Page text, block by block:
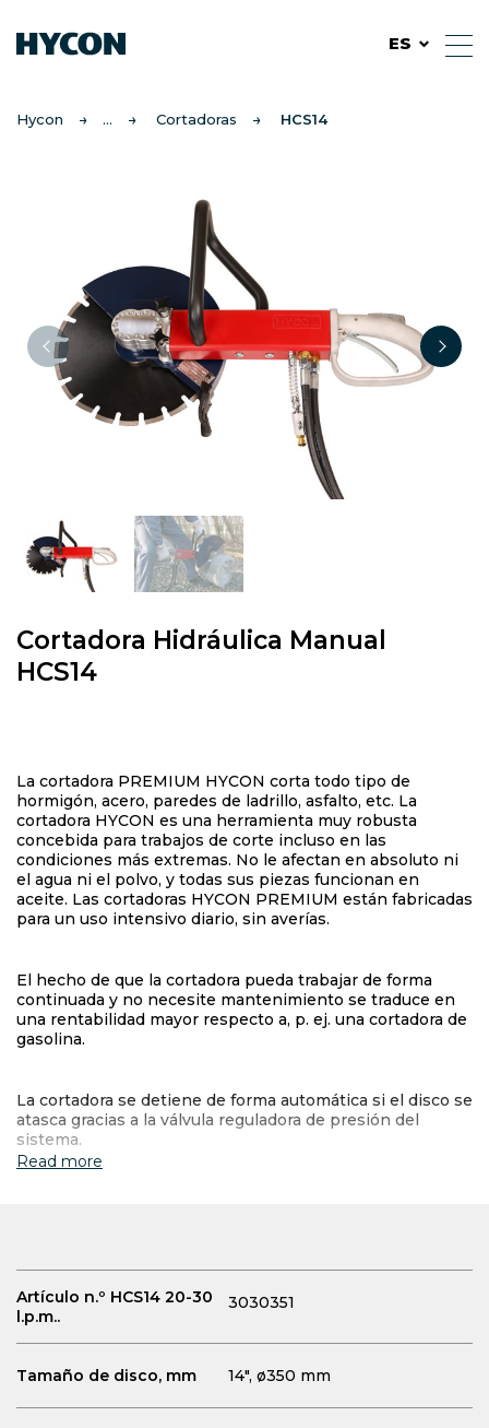
ES
Hycon Cortadoras HCS14
Cortadora Hidráulica Manual
HCS14
La cortadora PREMIUM HYCON corta todo tipo de
hormigón, acero, paredes de ladrillo, asfalto, etc. La
cortadora HYCON es una herramienta muy robusta
concebida para trabajos de corte incluso en las
condiciones más extremas. No le afectan en absoluto ni
el agua ni el polvo, y todas sus piezas funcionan en
aceite. Las cortadoras HYCON PREMIUM están fabricadas
para un uso intensivo diario, sin averías.
El hecho de que la cortadora pueda trabajar de forma
continuada y no necesite mantenimiento se traduce en
una rentabilidad mayor respecto a, p. ej. una cortadora de
gasolina.
La cortadora se detiene de forma automática si el disco se
atasca gracias a la válvula reguladora de presión del
sistema.
Read more
Artículo n.º HCS14 20-30
l.p.m..
3030351
Tamaño de disco, mm 14", ø350 mm